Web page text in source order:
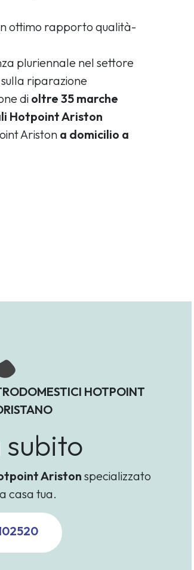
ottimo rapporto qualità-
pluriennale nel settore
sulla riparazione
dioltre 35 marche
Hotpoint Ariston
Aristona domicilio a
HOTPOINT
Ariston specializzato
casa tua.